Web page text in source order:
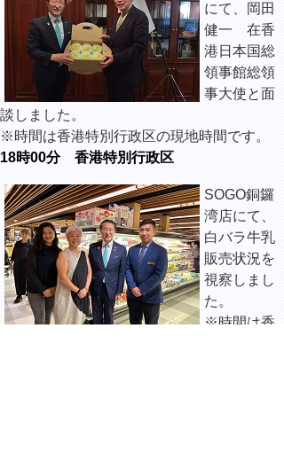
にて、岡田
健一 在香
港日本国総
領事館総領
事大使と面
談しました。
※時間は香港特別行政区の現地時間です。
18時00分 香港特別行政区
SOGO銅鑼
湾店にて、
白バラ牛乳
販売状況を
視察しまし
た。
※時間は香